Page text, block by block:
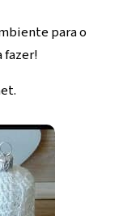
para o
fazer!